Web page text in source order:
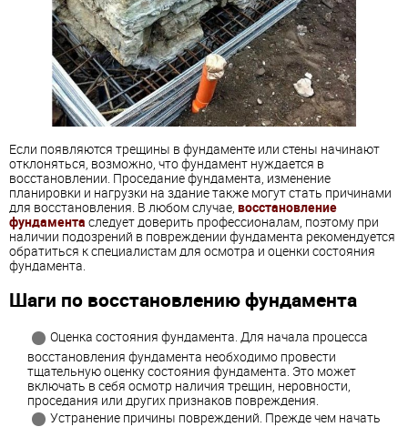
Если появляются трещины в фундаменте или стены начинают
отклоняться, возможно, что фундамент нуждается в
восстановлении. Проседание фундамента, изменение
планировки и нагрузки на здание также могут стать причинами
для восстановления. В любом случае, восстановление
фундамента следует доверить профессионалам, поэтому при
наличии подозрений в повреждении фундамента рекомендуется
обратиться к специалистам для осмотра и оценки состояния
фундамента.
Шаги по восстановлению фундамента
Оценка состояния фундамента. Для начала процесса
восстановления фундамента необходимо провести
тщательную оценку состояния фундамента. Это может
включать в себя осмотр наличия трещин, неровности,
проседания или других признаков повреждения.
Устранение причины повреждений. Прежде чем начать